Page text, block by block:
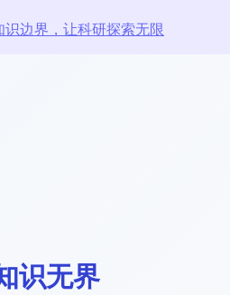
边界，让科研探索无限
识无界